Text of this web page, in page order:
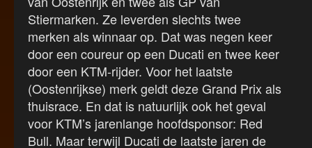
Stiermarken. Ze leverden slechts twee
merken als winnaar op. Dat was negen keer
door een coureur op een Ducati en twee keer
door een KTM-rijder. Voor het laatste
(Oostenrijkse) merk geldt deze Grand Prix als
thuisrace. En dat is natuurlijk ook het geval
voor KTM’s jarenlange hoofdsponsor: Red
Bull. Maar terwijl Ducati de laatste jaren de